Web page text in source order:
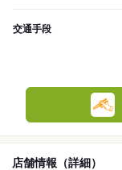
交通手段
店舗情報（詳細）